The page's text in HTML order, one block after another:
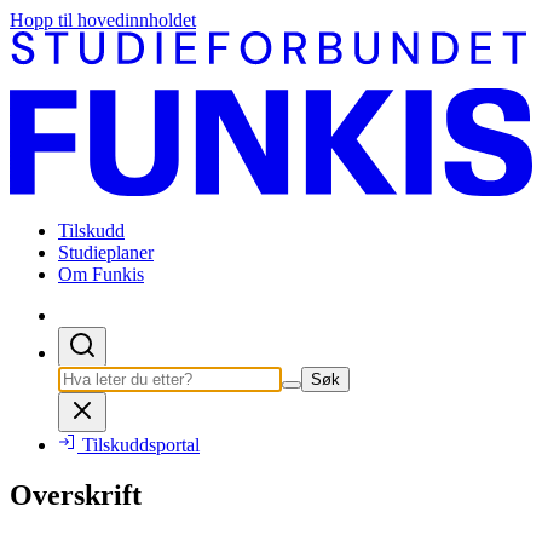
Hopp til hovedinnholdet
Tilskudd
Studieplaner
Om Funkis
Søk
Tilskuddsportal
Overskrift